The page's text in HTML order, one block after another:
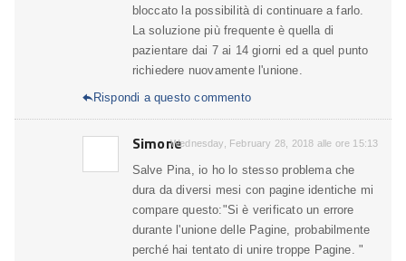
bloccato la possibilità di continuare a farlo.
La soluzione più frequente è quella di
pazientare dai 7 ai 14 giorni ed a quel punto
richiedere nuovamente l'unione.
Rispondi a questo commento
SimoneWednesday, February 28, 2018 alle ore 15:13
Salve Pina, io ho lo stesso problema che
dura da diversi mesi con pagine identiche mi
compare questo:"Si è verificato un errore
durante l'unione delle Pagine, probabilmente
perché hai tentato di unire troppe Pagine. "